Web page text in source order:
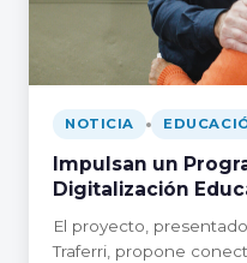
NOTICIA
Impulsan un
Digitalización
El proyecto,
Traferri, propone